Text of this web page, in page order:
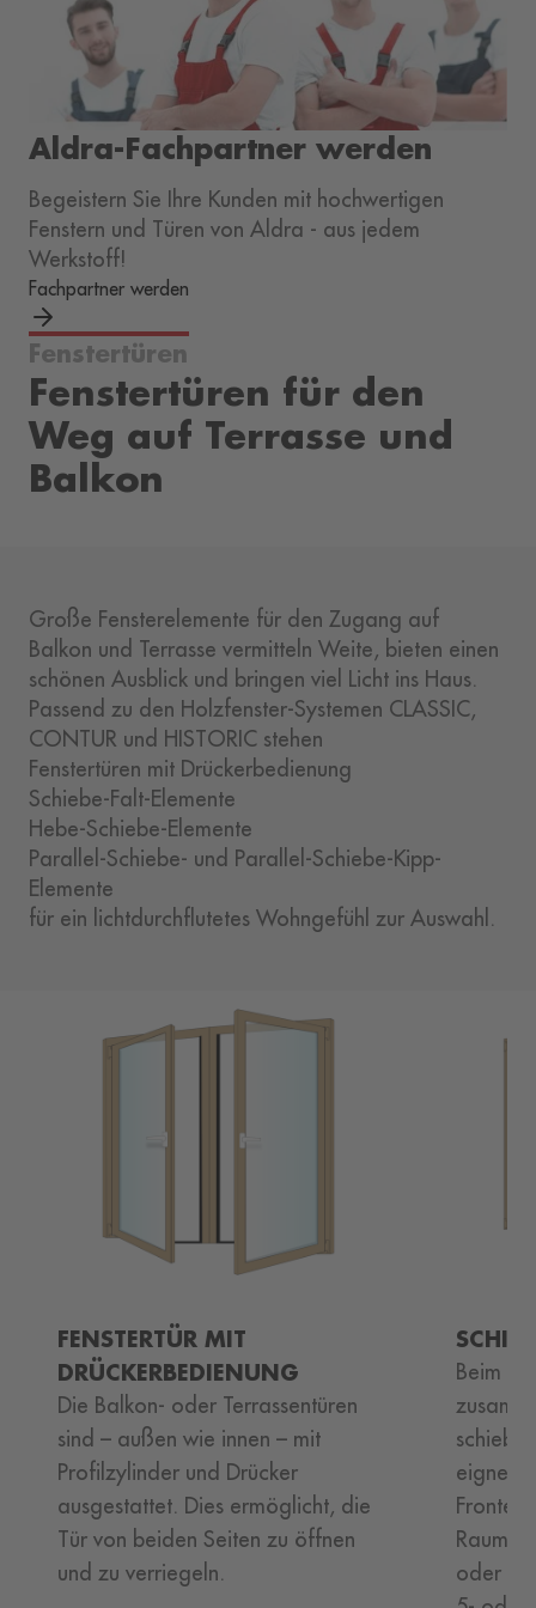
Aldra-Fachpartner werden
Begeistern Sie Ihre Kunden mit hochwertigen
Fenstern und Türen von Aldra - aus jedem
Werkstoff!
Fachpartner werden
Fenstertüren
Fenstertüren für den
Weg auf Terrasse und
Balkon
Große Fensterelemente für den Zugang auf
Balkon und Terrasse vermitteln Weite, bieten einen
schönen Ausblick und bringen viel Licht ins Haus.
Passend zu den Holzfenster-Systemen CLASSIC,
CONTUR und HISTORIC stehen
Fenstertüren mit Drückerbedienung
Schiebe-Falt-Elemente
Hebe-Schiebe-Elemente
Parallel-Schiebe- und Parallel-Schiebe-Kipp-
Elemente
für ein lichtdurchflutetes Wohngefühl zur Auswahl.
FENSTERTÜR MIT
DRÜCKERBEDIENUNG
Die Balkon- oder Terrassentüren
sind – außen wie innen – mit
Profilzylinder und Drücker
ausgestattet. Dies ermöglicht, die
Tür von beiden Seiten zu öffnen
und zu verriegeln.
Beim
eignen
oder